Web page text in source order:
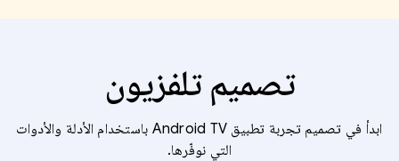
تصميم تلفزيون
ابدأ في تصميم تجربة تطبيق Android TV باستخدام الأدلة والأدوات
التي نوفّرها.